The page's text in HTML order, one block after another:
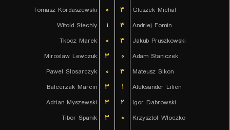
Tomasz Kordaszewski
۰ ۳
Gluszek Michal
Witold Stechly
۱ ۳
Andriej Fomin
Tkocz Marek
۰ ۳
Jakub Pruszkowski
Miroslaw Lewczuk
۳ ۰
Adam Staniczek
Pawel Slosarczyk
۰ ۳
Mateusz Sikon
Balcerzak Marcin
۳ ۱
Aleksander Lilien
Adrian Myszewski
۳ ۲
Igor Dabrowski
Tibor Spanik
۳ ۰
Krzysztof Wloczko